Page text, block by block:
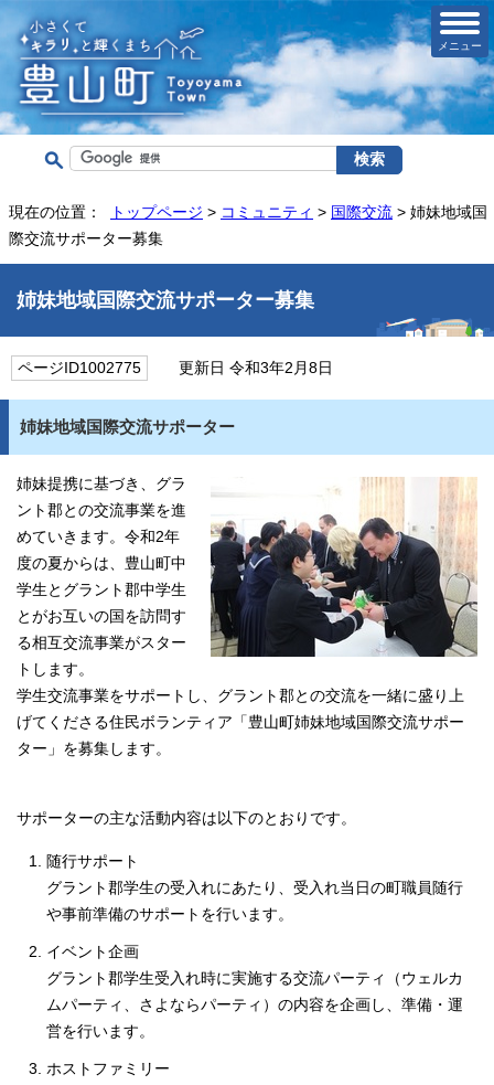
メニュー
現在の位置： トップページ > コミュニティ > 国際交流 > 姉妹地域国
際交流サポーター募集
姉妹地域国際交流サポーター募集
ページID1002775 更新日 令和3年2月8日
姉妹地域国際交流サポーター
姉妹提携に基づき、グラ
ント郡との交流事業を進
めていきます。令和2年
度の夏からは、豊山町中
学生とグラント郡中学生
とがお互いの国を訪問す
る相互交流事業がスター
トします。
学生交流事業をサポートし、グラント郡との交流を一緒に盛り上
げてくださる住民ボランティア「豊山町姉妹地域国際交流サポー
ター」を募集します。
サポーターの主な活動内容は以下のとおりです。
随行サポート
グラント郡学生の受入れにあたり、受入れ当日の町職員随行
や事前準備のサポートを行います。
イベント企画
グラント郡学生受入れ時に実施する交流パーティ（ウェルカ
ムパーティ、さよならパーティ）の内容を企画し、準備・運
営を行います。
ホストファミリー